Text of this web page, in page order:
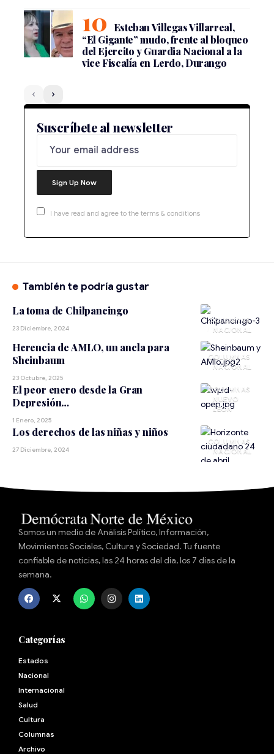
Esteban Villegas Villarreal,
“El Gigante” mudo, frente al bloqueo
del Ejercito y Guardia Nacional a la
vice Fiscalía en Lerdo, Durango
Suscríbete al newsletter
I have read and agree to the terms & conditions
También te podría gustar
COLUMNAS‏
NACIONAL
La toma de Chilpancingo
23 Diciembre, 2024
NACIONAL
Herencia de AMLO, un ancla para
Sheinbaum
23 Octubre, 2025
NUEVO
LEÓN
El peor enero desde la Gran
Depresión…
1 Enero, 2025
NACIONAL
Los derechos de las niñas y niños
27 Diciembre, 2024
Somos un medio de Análisis Político, Información,
Movimientos Sociales, Cultura y Sociedad. Tu fuente
confiable de noticias, las 24 horas del día, los 7 días de la
semana.
Categorías
Estados
Nacional
Internacional
Salud
Cultura
Archivo